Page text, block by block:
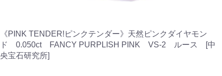
《PINK TENDER!ピンクテンダー》天然ピンクダイヤモン
ド 0.050ct FANCY PURPLISH PINK VS-2 ルース [中
央宝石研究所]